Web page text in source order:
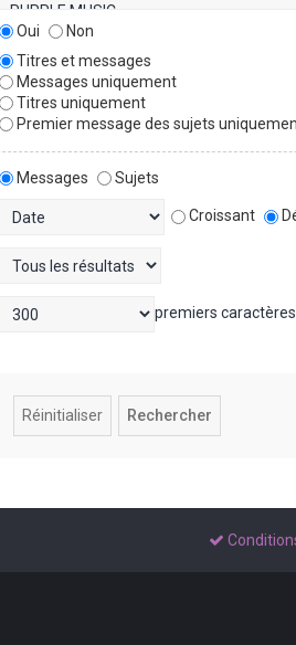
Oui
Non
Titres et messages
Messages uniquement
Titres uniquement
Premier message des sujets
Messages
Sujets
Croissant
premiers